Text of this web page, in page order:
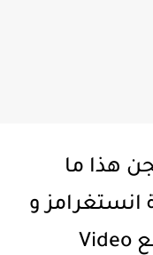
هذا ما
انستغرامز و
تكشف الخبر الغير المتوقع Video